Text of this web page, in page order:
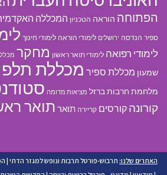
הפתוחה הוראה הטכניון המכללה
ספיר הנדסה ירושלים לימודי הוראה לימודי חינוך
לימודי רפואה לימודי תואר ראשון מחקר
שמעון מכללת ספיר מכללת
מלחמת חרבות ברזל מציאות מדומה
קורונה קורסים קריירה תואר תואר
האתרים שלנו: תרבוש-פורטל תרבות ונופש למגזר הדתי |